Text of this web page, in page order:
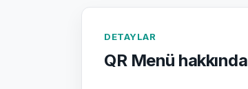
DETAYLAR
QR Menü hakkında